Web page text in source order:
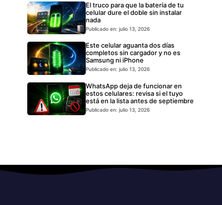
El truco para que la batería de tu
celular dure el doble sin instalar
nada
Publicado en: julio 13, 2026
Este celular aguanta dos días
completos sin cargador y no es
Samsung ni iPhone
Publicado en: julio 13, 2026
WhatsApp deja de funcionar en
estos celulares: revisa si el tuyo
está en la lista antes de septiembre
Publicado en: julio 13, 2026